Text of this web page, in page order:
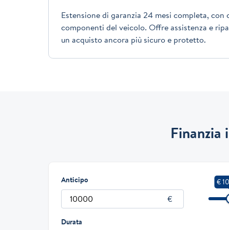
Estensione di garanzia 24 mesi completa,
componenti del veicolo. Offre assistenza e
un acquisto ancora più sicuro e protetto.
Anticipo €
Durata